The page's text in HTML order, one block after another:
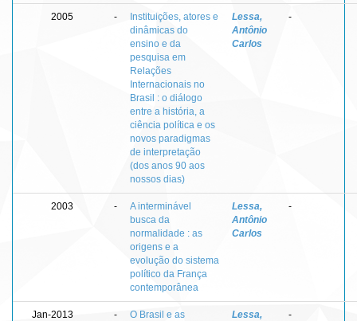
2005 -
Instituições, atores e
dinâmicas do
ensino e da
pesquisa em
Relações
Internacionais no
Brasil : o diálogo
entre a história, a
ciência política e os
novos paradigmas
de interpretação
(dos anos 90 aos
nossos dias)
Lessa,
Antônio
Carlos
-
2003 -
A interminável
busca da
normalidade : as
origens e a
evolução do sistema
político da França
contemporânea
Lessa,
Antônio
Carlos
-
Jan-2013 -
O Brasil e as
Lessa,
-